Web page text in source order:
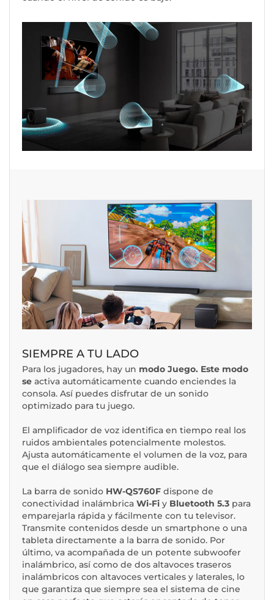
SIEMPRE A TU LADO
Para los jugadores, hay un modo Juego. Este modo
se activa automáticamente cuando enciendes la
consola. Así puedes disfrutar de un sonido
optimizado para tu juego.
El amplificador de voz identifica en tiempo real los
ruidos ambientales potencialmente molestos.
Ajusta automáticamente el volumen de la voz, para
que el diálogo sea siempre audible.
La barra de sonido HW-QS760F dispone de
conectividad inalámbrica Wi-Fi y Bluetooth 5.3 para
emparejarla rápida y fácilmente con tu televisor.
Transmite contenidos desde un smartphone o una
tableta directamente a la barra de sonido. Por
último, va acompañada de un potente subwoofer
inalámbrico, así como de dos altavoces traseros
inalámbricos con altavoces verticales y laterales, lo
que garantiza que siempre sea el sistema de cine